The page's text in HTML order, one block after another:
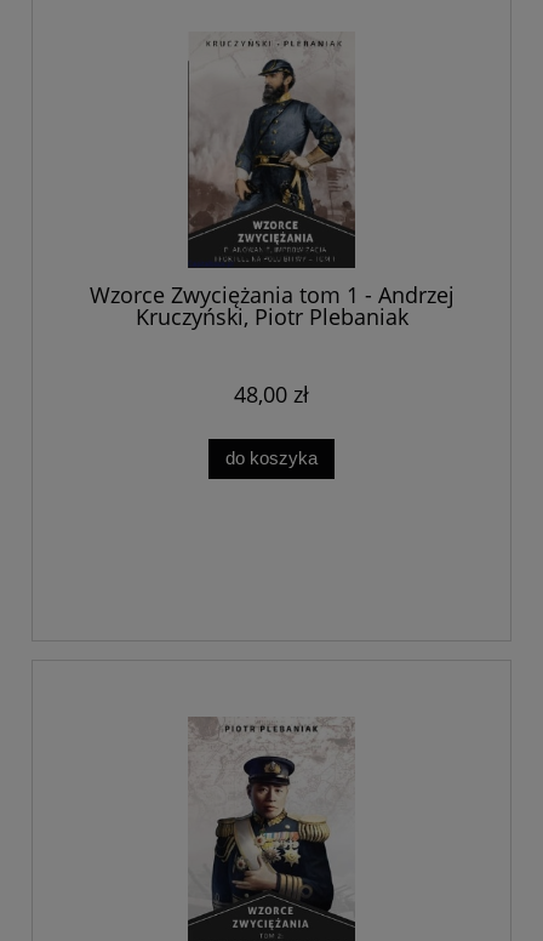
Wzorce Zwyciężania tom 1 - Andrzej
Kruczyński, Piotr Plebaniak
48,00 zł
do koszyka